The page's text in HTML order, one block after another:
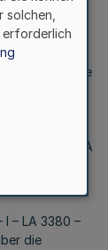
über die
und
vom
durch
(Mtbl. BAA
BAA 1954 S.
I – LA 3380 –
die
solchen,
erforderlich